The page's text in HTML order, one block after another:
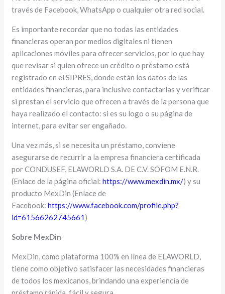
través de Facebook, WhatsApp o cualquier otra red social.
Es importante recordar que no todas las entidades
financieras operan por medios digitales ni tienen
aplicaciones móviles para ofrecer servicios, por lo que hay
que revisar si quien ofrece un crédito o préstamo está
registrado en el SIPRES, donde están los datos de las
entidades financieras, para inclusive contactarlas y verificar
si prestan el servicio que ofrecen a través de la persona que
haya realizado el contacto: si es su logo o su página de
internet, para evitar ser engañado.
Una vez más, si se necesita un préstamo, conviene
asegurarse de recurrir a la empresa financiera certificada
porCONDUSEF, ELAWORLD S.A. DE C.V. SOFOM E.N.R.
(Enlace de la página oficial:https://www.mexdin.mx/) y su
producto MexDin (Enlace de
Facebook:https://www.facebook.com/profile.php?
id=61566262745661)
Sobre MexDin
MexDin, como plataforma 100% en línea de ELAWORLD,
tiene como objetivo satisfacer las necesidades financieras
de todos los mexicanos, brindando una experiencia de